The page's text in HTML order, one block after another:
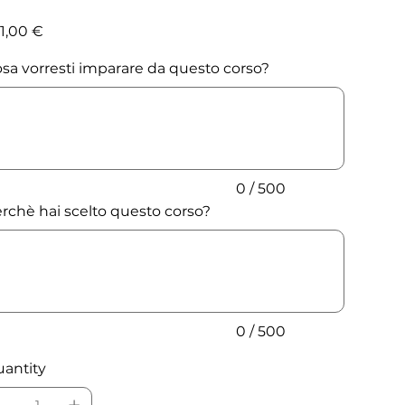
€
vorresti imparare da questo corso?
0 / 500
hai scelto questo corso?
0 / 500